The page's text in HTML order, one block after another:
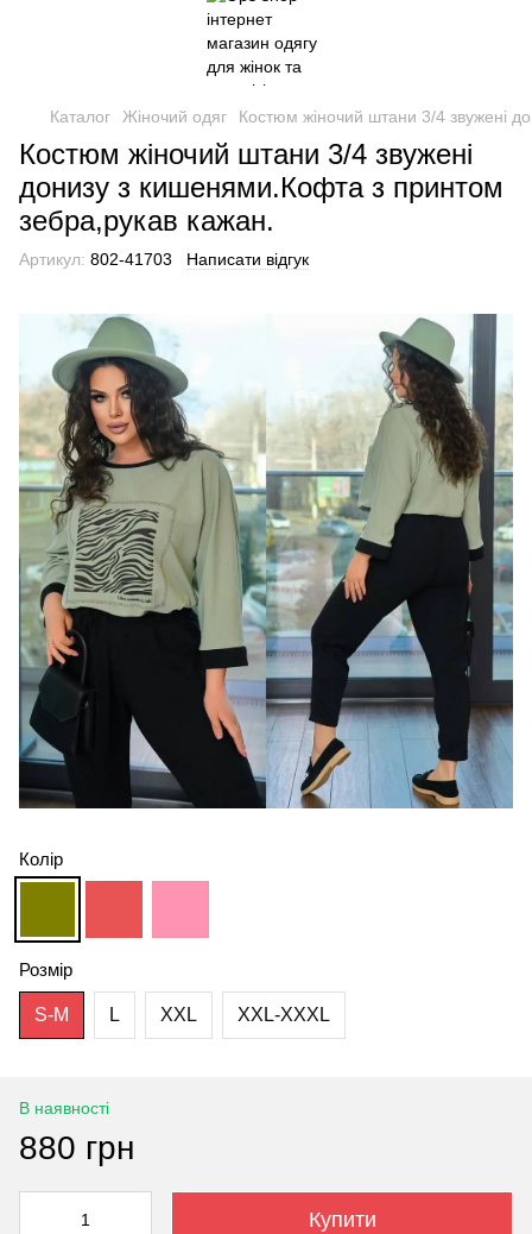
Каталог Жіночий одяг Костюм жіночий штани 3/4 звужені
Костюм жіночий штани 3/4 звужені
донизу з кишенями.Кофта з принтом
зебра,рукав кажан.
Артикул: 802-41703 Написати відгук
Колір
Розмір
S-M L XXL XXL-XXXL
В наявності
880 грн
Купити